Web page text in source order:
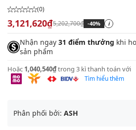
(0)
3,121,620₫5,202,700₫ -40% i
Nhận ngay 31 điểm thưởng khi
sản phẩm
Hoặc 1,040,540₫trong 3 kì thanh toán với
Tìm hiểu thêm
Phân phối bởi: ASH